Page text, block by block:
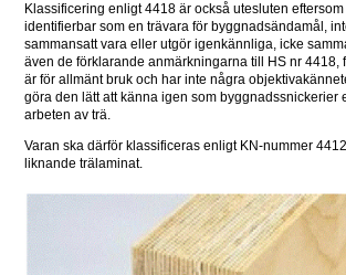
Klassificering enligt 4418 är också utesluten
identifierbar som en trävara för byggnadsändamål,
sammansatt vara eller utgör igenkännliga, icke
även de förklarande anmärkningarna till HS nr 4418,
är för allmänt bruk och har inte några
göra den lätt att känna igen som byggnadssnickerier
arbeten av trä.
Varan ska därför klassificeras enligt KN-nummer
liknande trälaminat.